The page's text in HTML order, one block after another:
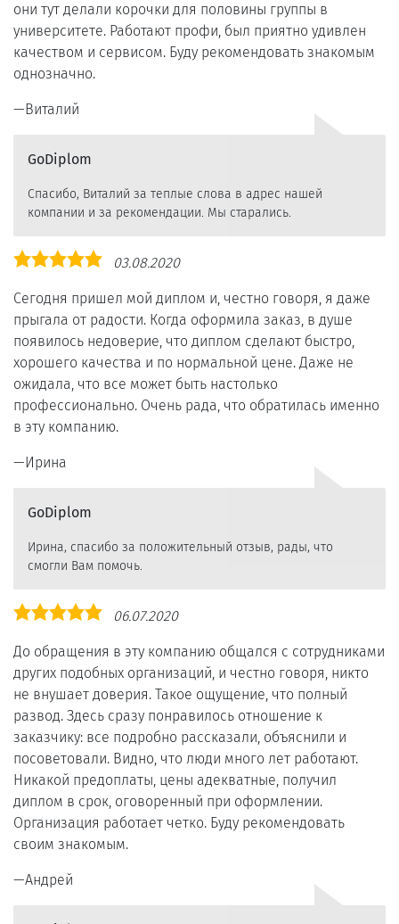
они тут делали корочки для половины группы в
университете. Работают профи, был приятно удивлен
качеством и сервисом. Буду рекомендовать знакомым
однозначно.
Виталий
GoDiplom
Спасибо, Виталий за теплые слова в адрес нашей
компании и за рекомендации. Мы старались.
Оценка
03.08.2020
Сегодня пришел мой диплом и, честно говоря, я даже
прыгала от радости. Когда оформила заказ, в душе
появилось недоверие, что диплом сделают быстро,
хорошего качества и по нормальной цене. Даже не
ожидала, что все может быть настолько
профессионально. Очень рада, что обратилась именно
в эту компанию.
Ирина
GoDiplom
Ирина, спасибо за положительный отзыв, рады, что
смогли Вам помочь.
Оценка
06.07.2020
До обращения в эту компанию общался с сотрудниками
других подобных организаций, и честно говоря, никто
не внушает доверия. Такое ощущение, что полный
развод. Здесь сразу понравилось отношение к
заказчику: все подробно рассказали, объяснили и
посоветовали. Видно, что люди много лет работают.
Никакой предоплаты, цены адекватные, получил
диплом в срок, оговоренный при оформлении.
Организация работает четко. Буду рекомендовать
своим знакомым.
Андрей